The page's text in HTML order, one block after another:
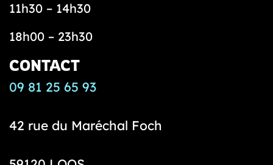
11h30 – 14h30
18h00 – 23h30
CONTACT
09 81 25 65 93
42 rue du Maréchal Foch